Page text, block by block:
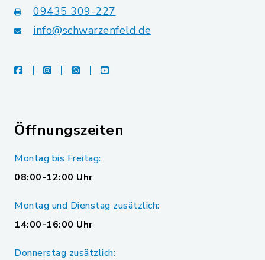
09435 309-227
info@schwarzenfeld.de
facebookinstagramwhatsappyoutube
Öffnungszeiten
Montag bis Freitag:
08:00-12:00 Uhr
Montag und Dienstag zusätzlich:
14:00-16:00 Uhr
Donnerstag zusätzlich: